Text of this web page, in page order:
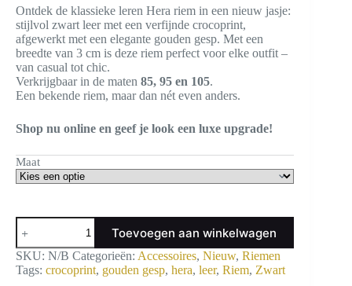
Ontdek de klassieke leren Hera riem in een nieuw jasje:
stijlvol zwart leer met een verfijnde crocoprint,
afgewerkt met een elegante gouden gesp. Met een
breedte van 3 cm is deze riem perfect voor elke outfit –
van casual tot chic.
Verkrijgbaar in de maten 85, 95 en 105.
Een bekende riem, maar dan nét even anders.
Shop nu online en geef je look een luxe upgrade!
Maat
Riem
Hera
Crocoprint
Zwart
Gouden
Toevoegen aan winkelwagen
SKU: N/B Categorieën: Accessoires, Nieuw, Riemen
Tags: crocoprint, gouden gesp, hera, leer, Riem, Zwart